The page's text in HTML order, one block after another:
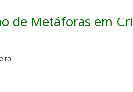
de Metáforas em